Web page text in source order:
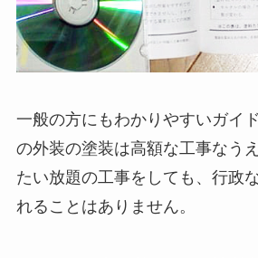
一般の方にもわかりやすいガイ
の外装の塗装は高額な工事なう
たい放題の工事をしても、行政
れることはありません。